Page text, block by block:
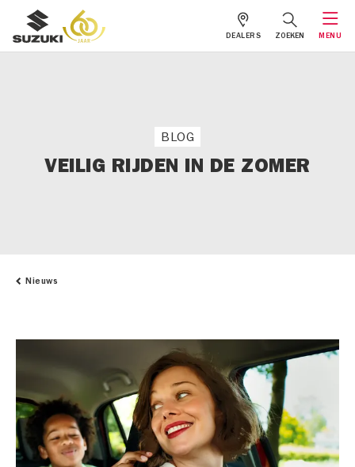
DEALERS ZOEKEN MENU
BLOG
VEILIG RIJDEN IN DE ZOMER
Nieuws